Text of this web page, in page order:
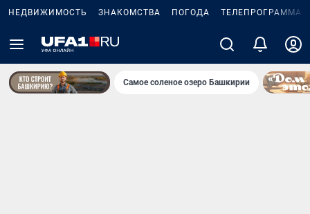
НЕДВИЖИМОСТЬ ЗНАКОМСТВА ПОГОДА ТЕЛЕПРОГРАММА
Самое соленое озеро Башкирии